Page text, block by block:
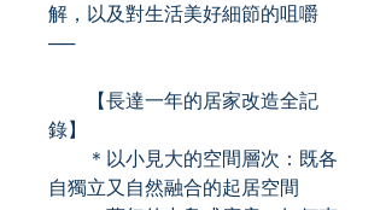
解，以及對生活美好細節的咀嚼
──
【長達一年的居家改造全記
錄】
＊以小見大的空間層次：既各
自獨立又自然融合的起居空間